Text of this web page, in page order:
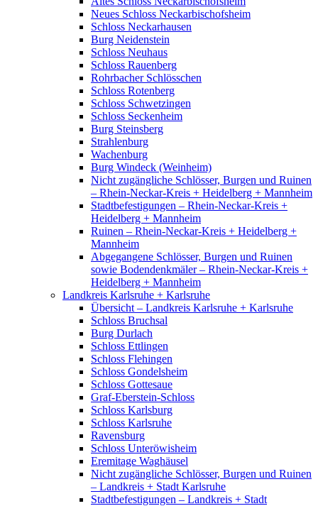
Neues Schloss Neckarbischofsheim
Schloss Neckarhausen
Burg Neidenstein
Schloss Neuhaus
Schloss Rauenberg
Rohrbacher Schlösschen
Schloss Rotenberg
Schloss Schwetzingen
Schloss Seckenheim
Burg Steinsberg
Strahlenburg
Wachenburg
Burg Windeck (Weinheim)
Nicht zugängliche Schlösser, Burgen und Ruinen
– Rhein-Neckar-Kreis + Heidelberg + Mannheim
Stadtbefestigungen – Rhein-Neckar-Kreis +
Heidelberg + Mannheim
Ruinen – Rhein-Neckar-Kreis + Heidelberg +
Mannheim
Abgegangene Schlösser, Burgen und Ruinen
sowie Bodendenkmäler – Rhein-Neckar-Kreis +
Heidelberg + Mannheim
Landkreis Karlsruhe + Karlsruhe
Übersicht – Landkreis Karlsruhe + Karlsruhe
Schloss Bruchsal
Burg Durlach
Schloss Ettlingen
Schloss Flehingen
Schloss Gondelsheim
Schloss Gottesaue
Graf-Eberstein-Schloss
Schloss Karlsburg
Schloss Karlsruhe
Ravensburg
Schloss Unteröwisheim
Eremitage Waghäusel
Nicht zugängliche Schlösser, Burgen und Ruinen
– Landkreis + Stadt Karlsruhe
Stadtbefestigungen – Landkreis + Stadt